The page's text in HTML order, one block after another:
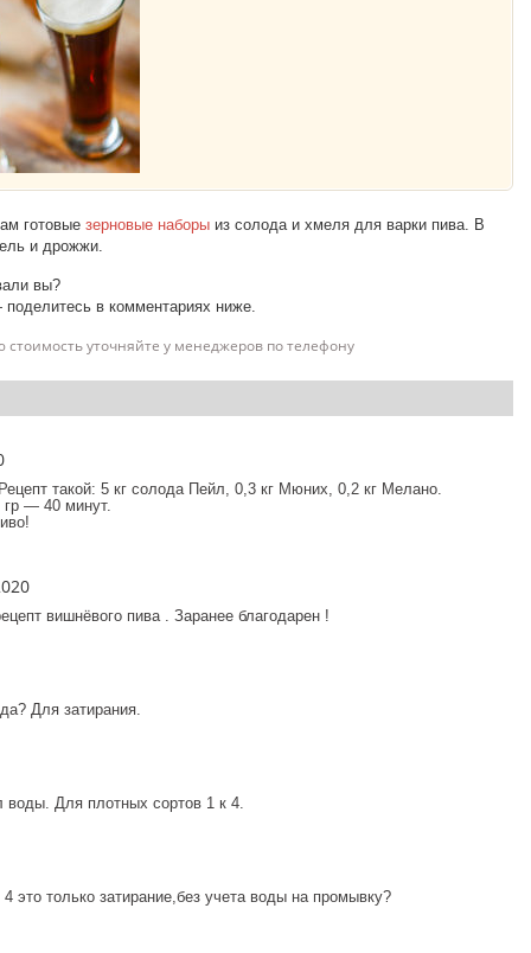
готовые зерновые наборы из солода и хмеля для варки пива. В
и дрожжи.
вы?
в комментариях ниже.
уточняйте у менеджеров по телефону
такой: 5 кг солода Пейл, 0,3 кг Мюних, 0,2 кг Мелано.
— 40 минут.
вишнёвого пива . Заранее благодарен !
Для затирания.
Для плотных сортов 1 к 4.
это только затирание,без учета воды на промывку?